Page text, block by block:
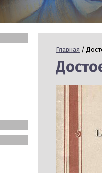
Главная /